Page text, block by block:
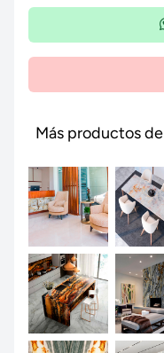
Más productos de